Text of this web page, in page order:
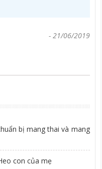
- 21/06/2019
bị mang thai và mang
con của mẹ